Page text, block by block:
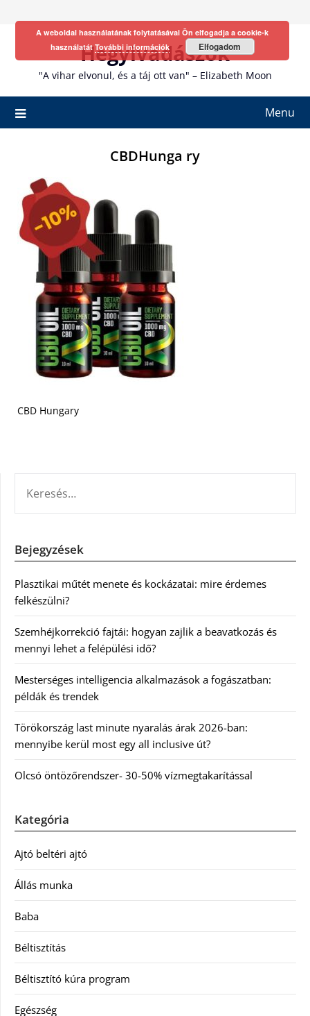
Hegyivadászok
"A vihar elvonul, és a táj ott van" – Elizabeth Moon
Menu
CBDHunga ry
CBD Hungary
Bejegyzések
Plasztikai műtét menete és kockázatai: mire érdemes
felkészülni?
Szemhéjkorrekció fajtái: hogyan zajlik a beavatkozás és
mennyi lehet a felépülési idő?
Mesterséges intelligencia alkalmazások a fogászatban:
példák és trendek
Törökország last minute nyaralás árak 2026-ban:
mennyibe kerül most egy all inclusive út?
Olcsó öntözőrendszer- 30-50% vízmegtakarítással
Kategória
Ajtó beltéri ajtó
Állás munka
Baba
Béltisztítás
Béltisztító kúra program
Egészség
A weboldal használatának folytatásával Ön elfogadja a cookie-k
használatátTovábbi információk Elfogadom